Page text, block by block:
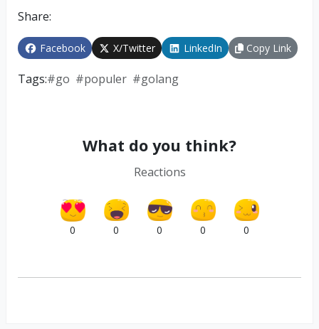
Share:
Facebook X/Twitter LinkedIn Copy Link
Tags:#go #populer #golang
What do you think?
Reactions
0 0 0 0 0